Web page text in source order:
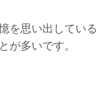
を思い出している
が多いです。